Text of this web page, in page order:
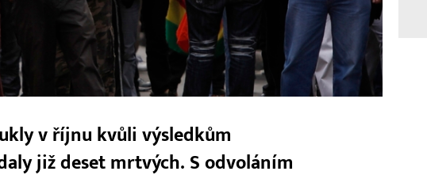
v říjnu kvůli výsledkům
již deset mrtvých. S odvoláním